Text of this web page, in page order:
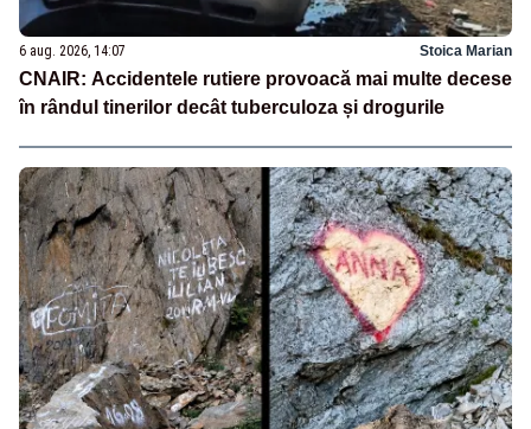
6 aug. 2026, 14:07 Stoica Marian
CNAIR: Accidentele rutiere provoacă mai multe decese
în rândul tinerilor decât tuberculoza și drogurile